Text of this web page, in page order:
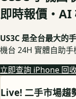
即時報價・AI
US3C 是全台最大的
機台 24H 實體自助
立即查詢 iPhone 回
Live! 二手市場趨